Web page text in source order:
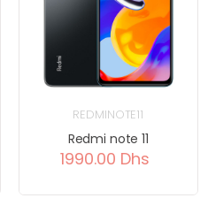
REDMINOTE11
Redmi note 11
1990.00 Dhs